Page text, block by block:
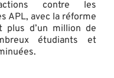
contre les
APL, avec la réforme
plus d’un million de
étudiants et